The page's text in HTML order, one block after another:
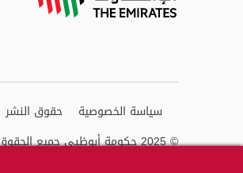
برعاية
سياسة الخصوصية حقوق النشر
© 2025 حكومة أبوظبي جميع الحقوق محفوظة.